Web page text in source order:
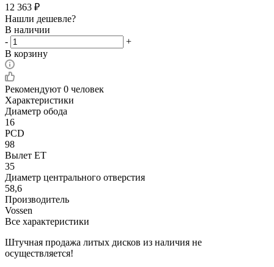
12 363 ₽
Нашли дешевле?
В наличии
-
+
В корзину
Рекомендуют 0 человек
Характеристики
Диаметр обода
16
PCD
98
Вылет ET
35
Диаметр центрального отверстия
58,6
Производитель
Vossen
Все характеристики
Штучная продажа литых дисков из наличия не
осуществляется!